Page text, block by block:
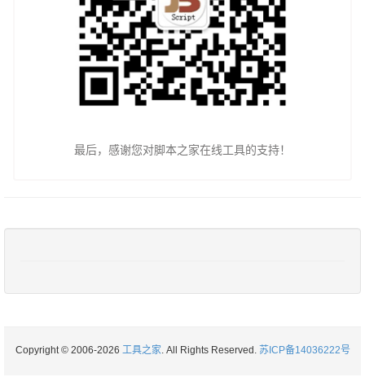
最后，感谢您对脚本之家在线工具的支持！
Copyright © 2006-2026 工具之家. All Rights Reserved. 苏ICP备14036222号